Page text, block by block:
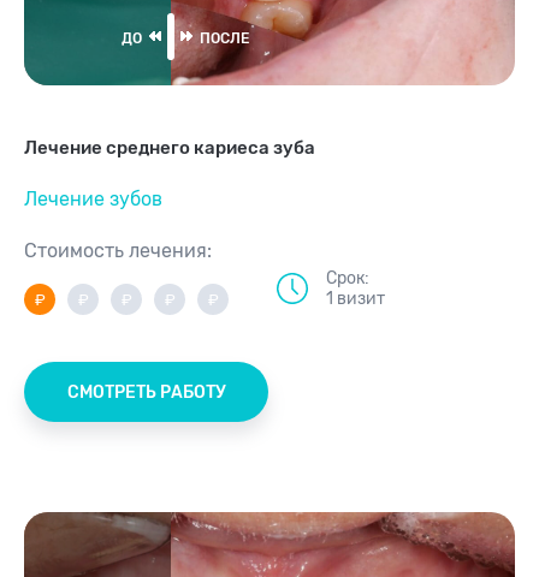
Лечение среднего кариеса зуба
Лечение зубов
Стоимость лечения:
Срок:
1 визит
СМОТРЕТЬ РАБОТУ